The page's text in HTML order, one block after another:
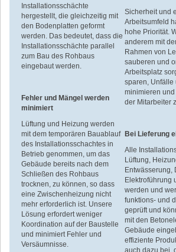
Installationsschächte
hergestellt, die gleichzeitig mit
den Bodenplatten geformt
werden. Das bedeutet, dass die
Installationsschächte parallel
zum Bau des Rohbaus
eingebaut werden.
Fehler und Mängel werden
minimiert
Lüftung und Heizung werden
mit dem temporären Bauablauf
des Installationsschachtes in
Betrieb genommen, um das
Gebäude bereits nach dem
Schließen des Rohbaus
trocknen, zu können, so dass
eine Zwischenheizung nicht
mehr erforderlich ist. Unsere
Lösung erfordert weniger
Koordination auf der Baustelle
und minimiert Fehler und
Versäumnisse.
Sicherheit und
Arbeitsumfeld
hohe Priorität.
anderem mit
Rahmen von
sauberen und
Arbeitsplatz
sparen, Unfälle
minimieren
der Mitarbeiter
Bei Lieferung
Alle
Lüftung,
Entwässerung,
Elektroführung
werden und
funktions- und
geprüft und
mit den
Gebäude
effiziente
auch dazu bei,